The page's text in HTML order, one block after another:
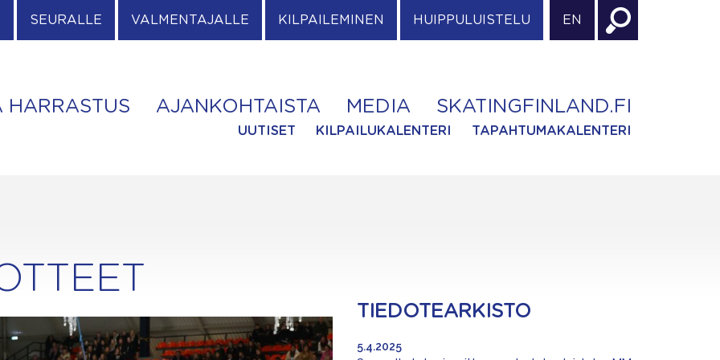
SEURALLE VALMENTAJALLE KILPAILEMINEN HUIPPULUISTELU EN
HARRASTUS AJANKOHTAISTA MEDIA SKATINGFINLAND.FI
UUTISET KILPAILUKALENTERI TAPAHTUMAKALENTERI
TIEDOTEARKISTO
5.4.2025